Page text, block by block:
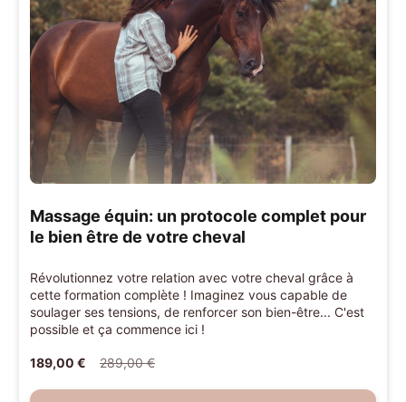
Massage équin: un protocole complet pour
le bien être de votre cheval
Révolutionnez votre relation avec votre cheval grâce à
cette formation complète ! Imaginez vous capable de
soulager ses tensions, de renforcer son bien-être... C'est
possible et ça commence ici !
189,00 € 289,00 €